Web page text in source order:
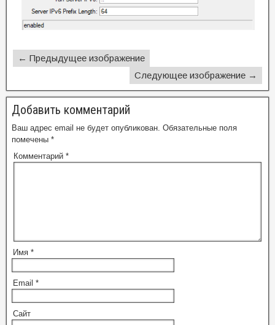
← Предыдущее изображение
Следующее изображение →
Добавить комментарий
Ваш адрес email не будет опубликован. Обязательные поля
помечены *
Комментарий *
Имя *
Email *
Сайт